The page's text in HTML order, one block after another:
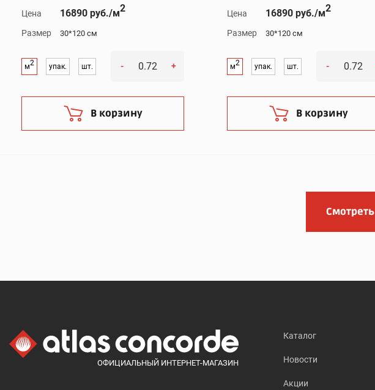
Цена 16890 руб./м2
Размер 30*120 см
м2 упак. шт. - +
В корзину
Цена 16890 руб./м2
Размер 30*120 см
м2 упак. шт. -
В корзину
ОФИЦИАЛЬНЫЙ ИНТЕРНЕТ-МАГАЗИН
Каталог
Новости
Акции